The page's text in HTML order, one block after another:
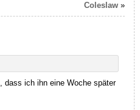
Coleslaw »
dass ich ihn eine Woche später